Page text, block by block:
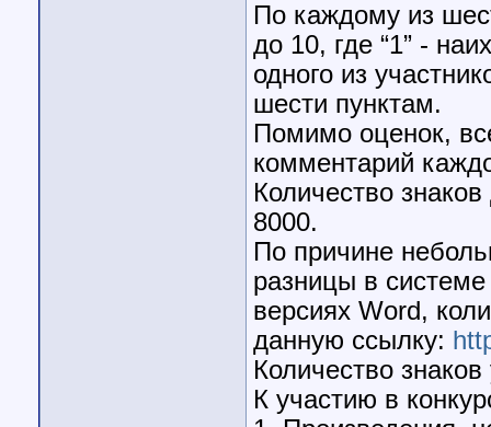
По каждому из
до 10, где “1” -
одного из
шести пунктам.
Помимо оценок,
комментарий
Количество
8000.
По причине
разницы в системе
версиях Word,
данную ссылку:
Количество
К участию в